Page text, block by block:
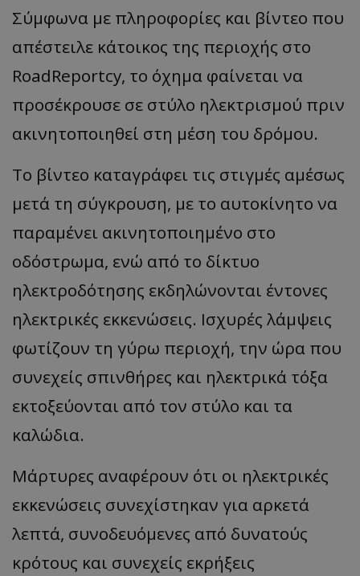
Σύμφωνα με πληροφορίες και βίντεο που
απέστειλε κάτοικος της περιοχής στο
RoadReportcy, το όχημα φαίνεται να
προσέκρουσε σε στύλο ηλεκτρισμού πριν
ακινητοποιηθεί στη μέση του δρόμου.
Το βίντεο καταγράφει τις στιγμές αμέσως
μετά τη σύγκρουση, με το αυτοκίνητο να
παραμένει ακινητοποιημένο στο
οδόστρωμα, ενώ από το δίκτυο
ηλεκτροδότησης εκδηλώνονται έντονες
ηλεκτρικές εκκενώσεις. Ισχυρές λάμψεις
φωτίζουν τη γύρω περιοχή, την ώρα που
συνεχείς σπινθήρες και ηλεκτρικά τόξα
εκτοξεύονται από τον στύλο και τα
καλώδια.
Μάρτυρες αναφέρουν ότι οι ηλεκτρικές
εκκενώσεις συνεχίστηκαν για αρκετά
λεπτά, συνοδευόμενες από δυνατούς
κρότους και συνεχείς εκρήξεις